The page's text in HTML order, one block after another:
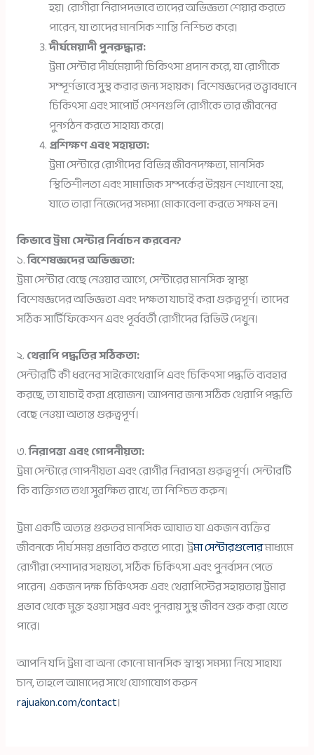
হয়। রোগীরা নিরাপদভাবে তাদের অভিজ্ঞতা শেয়ার করতে
পারেন, যা তাদের মানসিক শান্তি নিশ্চিত করে।
দীর্ঘমেয়াদী পুনরুদ্ধার:
ট্রমা সেন্টার দীর্ঘমেয়াদী চিকিৎসা প্রদান করে, যা রোগীকে
সম্পূর্ণভাবে সুস্থ করার জন্য সহায়ক। বিশেষজ্ঞদের তত্ত্বাবধানে
চিকিৎসা এবং সাপোর্ট সেশনগুলি রোগীকে তার জীবনের
পুনর্গঠন করতে সাহায্য করে।
প্রশিক্ষণ এবং সহায়তা:
ট্রমা সেন্টারে রোগীদের বিভিন্ন জীবনদক্ষতা, মানসিক
স্থিতিশীলতা এবং সামাজিক সম্পর্কের উন্নয়ন শেখানো হয়,
যাতে তারা নিজেদের সমস্যা মোকাবেলা করতে সক্ষম হন।
কিভাবে ট্রমা সেন্টার নির্বাচন করবেন?
১.বিশেষজ্ঞদের অভিজ্ঞতা:
ট্রমা সেন্টার বেছে নেওয়ার আগে, সেন্টারের মানসিক স্বাস্থ্য
বিশেষজ্ঞদের অভিজ্ঞতা এবং দক্ষতা যাচাই করা গুরুত্বপূর্ণ। তাদের
সঠিক সার্টিফিকেশন এবং পূর্ববর্তী রোগীদের রিভিউ দেখুন।
২.থেরাপি পদ্ধতির সঠিকতা:
সেন্টারটি কী ধরনের সাইকোথেরাপি এবং চিকিৎসা পদ্ধতি ব্যবহার
করছে, তা যাচাই করা প্রয়োজন। আপনার জন্য সঠিক থেরাপি পদ্ধতি
বেছে নেওয়া অত্যন্ত গুরুত্বপূর্ণ।
৩.নিরাপত্তা এবং গোপনীয়তা:
ট্রমা সেন্টারে গোপনীয়তা এবং রোগীর নিরাপত্তা গুরুত্বপূর্ণ। সেন্টারটি
কি ব্যক্তিগত তথ্য সুরক্ষিত রাখে, তা নিশ্চিত করুন।
ট্রমা একটি অত্যন্ত গুরুতর মানসিক আঘাত যা একজন ব্যক্তির
জীবনকে দীর্ঘ সময় প্রভাবিত করতে পারে। ট্রমা সেন্টারগুলোরমাধ্যমে
রোগীরা পেশাদার সহায়তা, সঠিক চিকিৎসা এবং পুনর্বাসন পেতে
পারেন। একজন দক্ষ চিকিৎসক এবং থেরাপিস্টের সহায়তায় ট্রমার
প্রভাব থেকে মুক্ত হওয়া সম্ভব এবং পুনরায় সুস্থ জীবন শুরু করা যেতে
পারে।
আপনি যদি ট্রমা বা অন্য কোনো মানসিক স্বাস্থ্য সমস্যা নিয়ে সাহায্য
চান, তাহলে আমাদের সাথে যোগাযোগ করুন
rajuakon.com/contact।